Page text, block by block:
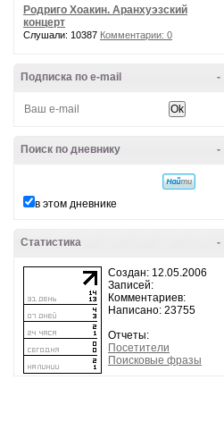
Родриго Хоакин. Аранхуэзский
концерт
Слушали: 10387 Комментарии: 0
-
Подписка по e-mail
-
Поиск по дневнику
в этом дневнике
-
Статистика
Создан: 12.05.2006
Записей:
Комментариев:
Написано: 23755
Отчеты:
Посетители
Поисковые фразы